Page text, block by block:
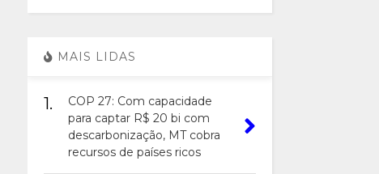
MAIS LIDAS
1.
COP 27: Com capacidade
para captar R$ 20 bi com
descarbonização, MT cobra
recursos de países ricos